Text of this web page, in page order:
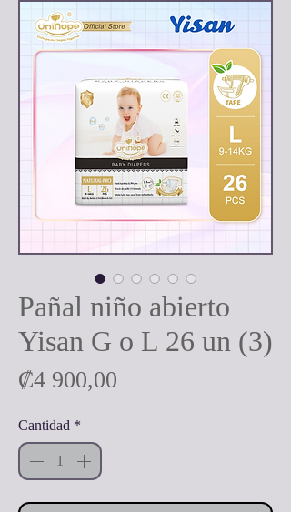
Pañal niño abierto
Yisan G o L 26 un (3)
₡4 900,00
Cantidad *